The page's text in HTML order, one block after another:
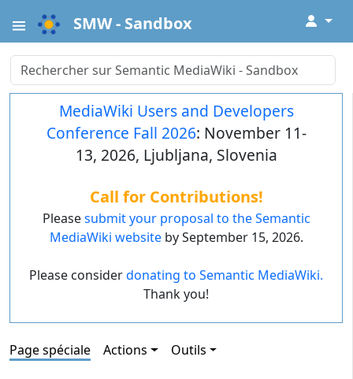
SMW - Sandbox ↓
MediaWiki Users and Developers
Conference Fall 2026: November 11-
13, 2026, Ljubljana, Slovenia
Call for Contributions!
Pleasesubmit your proposal to the Semantic
MediaWiki websiteby September 15, 2026.
Please considerdonating to Semantic MediaWiki.
Thank you!
Page spéciale Actions Outils